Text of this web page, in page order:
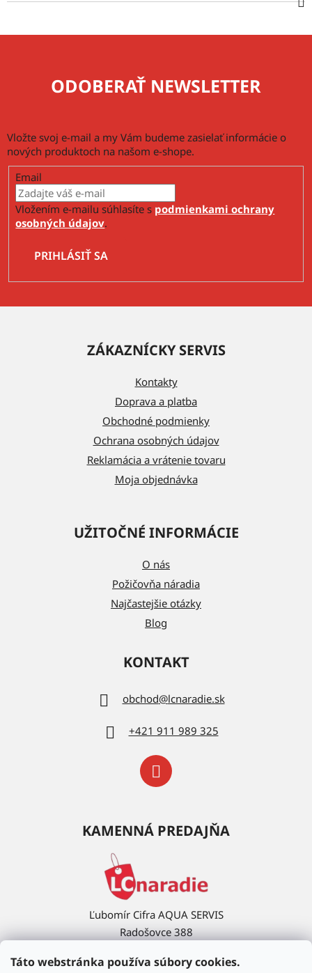
Táto webstránka používa súbory cookies.
ODOBERAŤ NEWSLETTER
Vložte svoj e-mail a my Vám budeme zasielať informácie o
nových produktoch na našom e-shope.
Email
Vložením e-mailu súhlasíte s podmienkami ochrany
osobných údajov.
PRIHLÁSIŤ SA
ZÁKAZNÍCKY SERVIS
Kontakty
Doprava a platba
Obchodné podmienky
Ochrana osobných údajov
Reklamácia a vrátenie tovaru
Moja objednávka
UŽITOČNÉ INFORMÁCIE
O nás
Požičovňa náradia
Najčastejšie otázky
Blog
KONTAKT
obchod@lcnaradie.sk
+421 911 989 325
KAMENNÁ PREDAJŇA
Ľubomír Cifra AQUA SERVIS
Radošovce 388